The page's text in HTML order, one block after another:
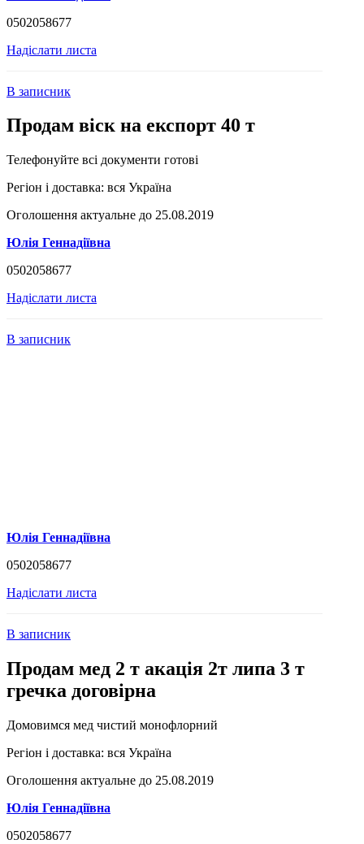
0502058677
Надіслати листа
В записник
Продам віск на експорт 40 т
Телефонуйте всі документи готові
Регіон і доставка: вся Україна
Оголошення актуальне до 25.08.2019
Юлія Геннадіївна
0502058677
Надіслати листа
В записник
Юлія Геннадіївна
0502058677
Надіслати листа
В записник
Продам мед 2 т акація 2т липа 3 т
гречка договірна
Домовимся мед чистий монофлорний
Регіон і доставка: вся Україна
Оголошення актуальне до 25.08.2019
Юлія Геннадіївна
0502058677